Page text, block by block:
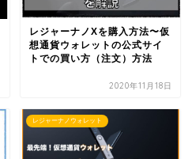
レジャーナノXを購入方法〜仮
想通貨ウォレットの公式サイ
トでの買い方（注文）方法
2020年11月18日
レジャーナノウォレット